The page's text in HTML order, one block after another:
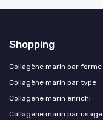
Shopping
Collagène marin par forme
Collagène marin par type
Collagène marin enrichi
Collagène marin par usage